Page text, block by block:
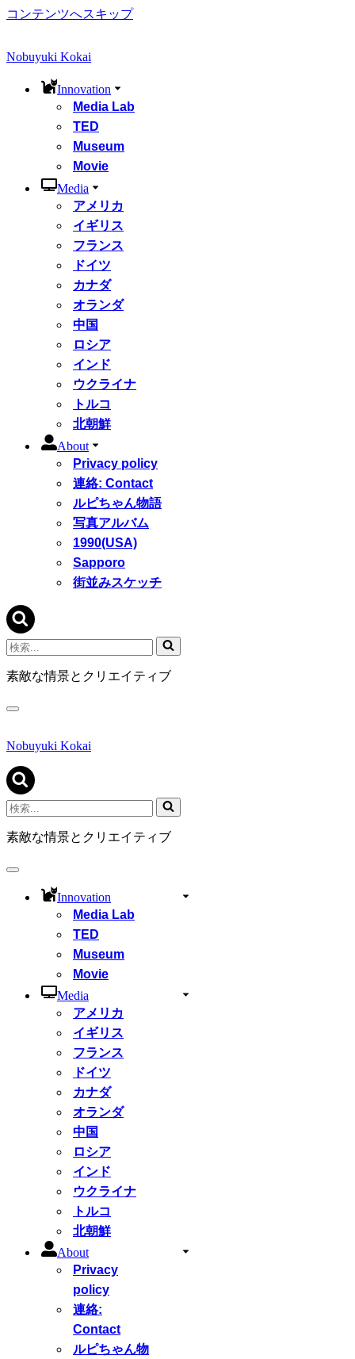
コンテンツへスキップ
Nobuyuki Kokai
Innovation
Media Lab
TED
Museum
Movie
Media
アメリカ
イギリス
フランス
ドイツ
カナダ
オランダ
中国
ロシア
インド
ウクライナ
トルコ
北朝鮮
About
Privacy policy
連絡: Contact
ルピちゃん物語
写真アルバム
1990(USA)
Sapporo
街並みスケッチ
検
索...
素敵な情景とクリエイティブ
ナ
ゲ
シ
ョ
ン
メ
ニ
ュ
Nobuyuki Kokai
検
索...
素敵な情景とクリエイティブ
ナ
Innovation
Media Lab
TED
Museum
Movie
Media
アメリカ
イギリス
フランス
ドイツ
カナダ
オランダ
中国
ロシア
インド
ウクライナ
トルコ
北朝鮮
About
Privacy
policy
連絡:
Contact
ルピちゃん物